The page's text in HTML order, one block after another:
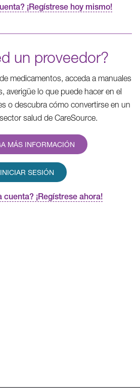
¡Regístrese hoy mismo!
un proveedor?
medicamentos, acceda a manuales
averigüe lo que puede hacer en el
o descubra cómo convertirse en un
salud de CareSource.
MÁS INFORMACIÓN
INICIAR SESIÓN
cuenta? ¡Regístrese ahora!